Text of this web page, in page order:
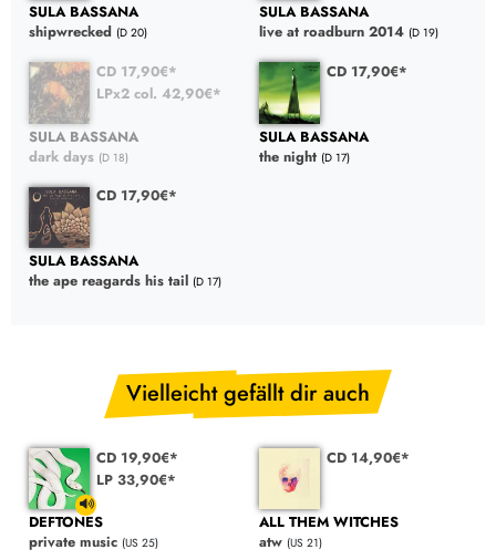
SULA BASSANA
shipwrecked (D 20)
SULA BASSANA
live at roadburn 2014 (D 19)
CD 17,90€*
LPx2 col. 42,90€*
SULA BASSANA
dark days (D 18)
CD 17,90€*
SULA BASSANA
the night (D 17)
CD 17,90€*
SULA BASSANA
the ape reagards his tail (D 17)
Vielleicht gefällt dir auch
CD 19,90€*
LP 33,90€*
DEFTONES
private music (US 25)
CD 14,90€*
ALL THEM WITCHES
atw (US 21)